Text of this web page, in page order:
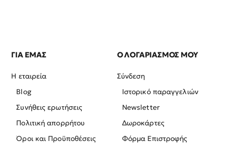
ΓΙΑ ΕΜΑΣ
Η εταιρεία
Blog
Συνήθεις ερωτήσεις
Πολιτική απορρήτου
Όροι και Προϋποθέσεις
Ο ΛΟΓΑΡΙΑΣΜΟΣ ΜΟΥ
Σύνδεση
Ιστορικό παραγγελιών
Newsletter
Δωροκάρτες
Φόρμα Επιστροφής